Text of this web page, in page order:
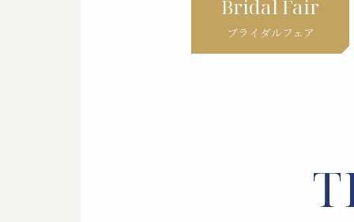
Bridal Fair
ブライダルフェア